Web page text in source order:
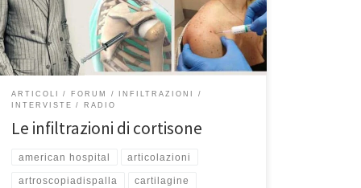
approfondito il tema delle infiltrazioni di cortisone in
ortopedia. Se avete perso l’intervista, potete
riascoltarla qui. Oggi, come […]
ARTICOLI FORUM
INFILTRAZIONI
INTERVISTE
RADIO
Le infiltrazioni di cortisone
american hospital articolazioni
artroscopiadispalla cartilagine